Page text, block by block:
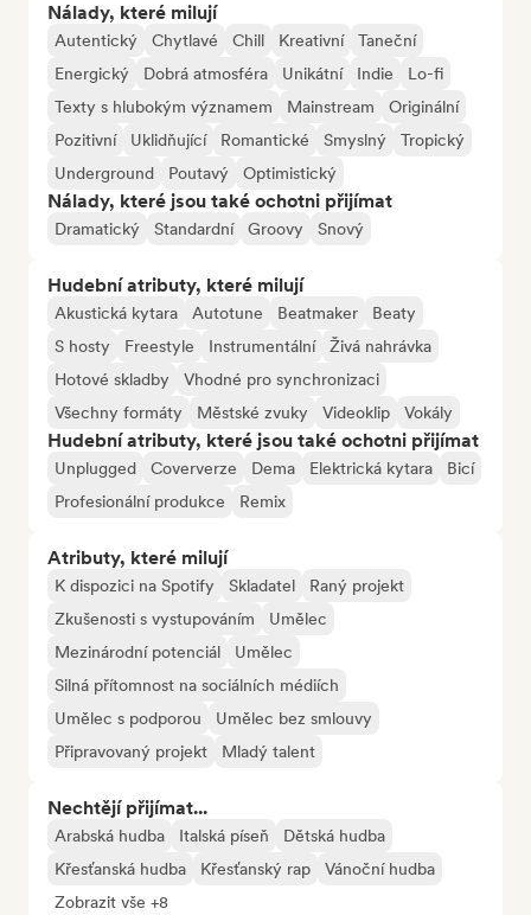
Nálady, které milují
Autentický Chytlavé Chill Kreativní
Taneční
Energický
Dobrá atmosféra Unikátní Indie
Lo-fi
Texty s hlubokým významem
Mainstream
Originální
Pozitivní
Uklidňující Romantické Smyslný
Tropický
Underground
Poutavý Optimistický
Nálady, které jsou také ochotni přijímat
Dramatický Standardní Groovy Snový
Hudební atributy, které milují
Akustická kytara Autotune Beatmaker
Beaty
S hosty
Freestyle Instrumentální
Živá nahrávka
Hotové skladby
Vhodné pro synchronizaci
Všechny formáty
Městské zvuky Videoklip Vokály
Hudební atributy, které jsou také ochotni přijímat
Unplugged Coververze Dema Elektrická kytara
Bicí
Profesionální produkce
Remix
Atributy, které milují
K dispozici na Spotify Skladatel
Raný projekt
Zkušenosti s vystupováním
Umělec
Mezinárodní potenciál
Umělec
Silná přítomnost na sociálních médiích
Umělec s podporou
Umělec bez smlouvy
Připravovaný projekt
Mladý talent
Nechtějí přijímat...
Arabská hudba Italská píseň
Dětská hudba
Křesťanská hudba
Křesťanský rap
Vánoční hudba
Zobrazit vše +8